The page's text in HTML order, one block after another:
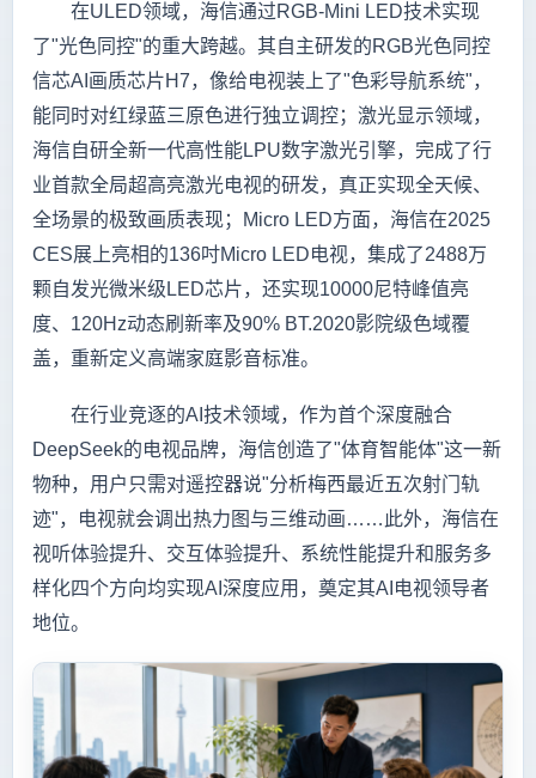
在ULED领域，海信通过RGB-Mini LED技术实现
了"光色同控"的重大跨越。其自主研发的RGB光色同控
信芯AI画质芯片H7，像给电视装上了"色彩导航系统"，
能同时对红绿蓝三原色进行独立调控；激光显示领域，
海信自研全新一代高性能LPU数字激光引擎，完成了行
业首款全局超高亮激光电视的研发，真正实现全天候、
全场景的极致画质表现；Micro LED方面，海信在2025
CES展上亮相的136吋Micro LED电视，集成了2488万
颗自发光微米级LED芯片，还实现10000尼特峰值亮
度、120Hz动态刷新率及90% BT.2020影院级色域覆
盖，重新定义高端家庭影音标准。
在行业竞逐的AI技术领域，作为首个深度融合
DeepSeek的电视品牌，海信创造了"体育智能体"这一新
物种，用户只需对遥控器说"分析梅西最近五次射门轨
迹"，电视就会调出热力图与三维动画……此外，海信在
视听体验提升、交互体验提升、系统性能提升和服务多
样化四个方向均实现AI深度应用，奠定其AI电视领导者
地位。